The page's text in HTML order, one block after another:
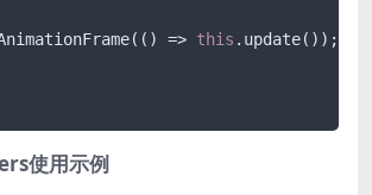
=>
this .update());
使用示例